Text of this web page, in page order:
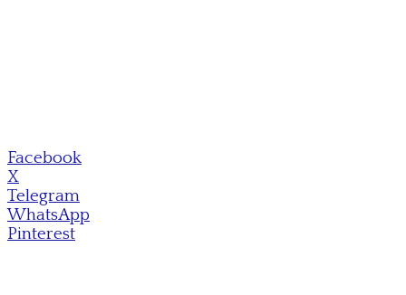
Facebook
X
Telegram
WhatsApp
Pinterest